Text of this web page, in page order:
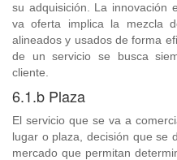
su adquisición. La innovación
va oferta implica la mezcla
alineados y usados de forma
de un servicio se busca
cliente.
6.1.b Plaza
El servicio que se va a
lugar o plaza, decisión que se
mercado que permitan